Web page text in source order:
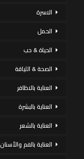
الاسرة
الحمل
الحياة & حب
الصحة & اللياقة
العناية بالاظافر
العناية بالبشرة
العناية بالشعر
العناية بالفم والأسنان